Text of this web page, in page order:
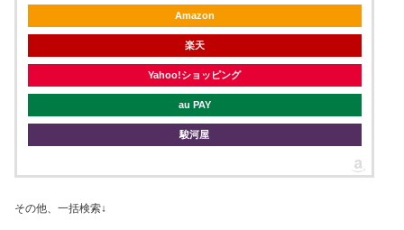
Amazon
楽天
Yahoo!ショッピング
au PAY
駿河屋
その他、一括検索↓